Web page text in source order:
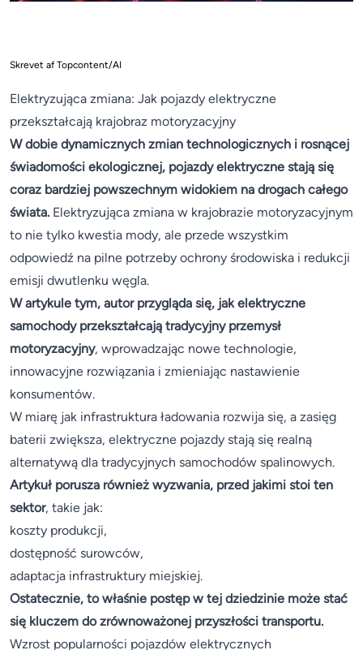
Skrevet af Topcontent/AI
Elektryzująca zmiana: Jak pojazdy elektryczne
przekształcają krajobraz motoryzacyjny
W dobie dynamicznych zmian technologicznych i rosnącej
świadomości ekologicznej, pojazdy elektryczne stają się
coraz bardziej powszechnym widokiem na drogach całego
świata. Elektryzująca zmiana w krajobrazie motoryzacyjnym
to nie tylko kwestia mody, ale przede wszystkim
odpowiedź na pilne potrzeby ochrony środowiska i redukcji
emisji dwutlenku węgla.
W artykule tym, autor przygląda się, jak elektryczne
samochody przekształcają tradycyjny przemysł
motoryzacyjny, wprowadzając nowe technologie,
innowacyjne rozwiązania i zmieniając nastawienie
konsumentów.
W miarę jak infrastruktura ładowania rozwija się, a zasięg
baterii zwiększa, elektryczne pojazdy stają się realną
alternatywą dla tradycyjnych samochodów spalinowych.
Artykuł porusza również wyzwania, przed jakimi stoi ten
sektor, takie jak:
koszty produkcji,
dostępność surowców,
adaptacja infrastruktury miejskiej.
Ostatecznie, to właśnie postęp w tej dziedzinie może stać
się kluczem do zrównoważonej przyszłości transportu.
Wzrost popularności pojazdów elektrycznych